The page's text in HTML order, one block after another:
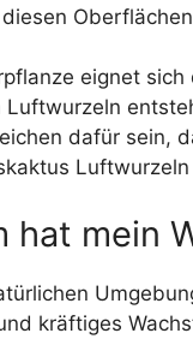
eignet
Luftwurzeln
dafür sein,
hat mein
kräftiges